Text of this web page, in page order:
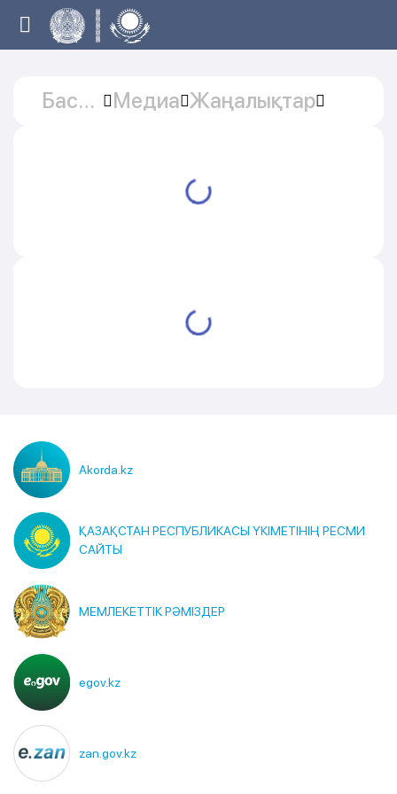
Басты
Медиа Жаңалықтар
Akorda.kz
ҚАЗАҚСТАН РЕСПУБЛИКАСЫ ҮКІМЕТІНІҢ РЕСМИ
САЙТЫ
МЕМЛЕКЕТТІК РӘМІЗДЕР
egov.kz
zan.gov.kz